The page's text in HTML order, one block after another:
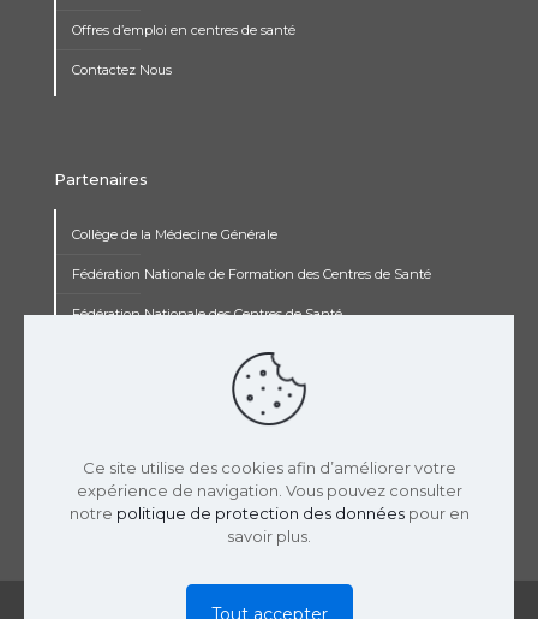
Offres d’emploi en centres de santé
Contactez Nous
Partenaires
Collège de la Médecine Générale
Fédération Nationale de Formation des Centres de Santé
Fédération Nationale des Centres de Santé
Institut de Recherche Jean François Rey
© 2019 USPCS | Réalisation :LaTooperie
Ce site utilise des cookies afin d’améliorer votre
expérience de navigation. Vous pouvez consulter
notre politique de protection des donnéespour en
savoir plus.
Tout accepter